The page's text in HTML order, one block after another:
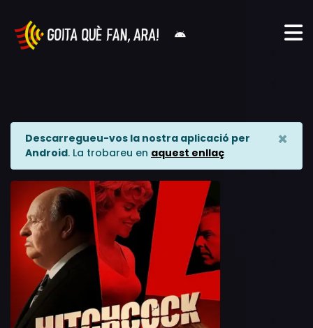
Descarregueu-vos la nostra aplicació per
Android. La trobareu en aquest enllaç
×